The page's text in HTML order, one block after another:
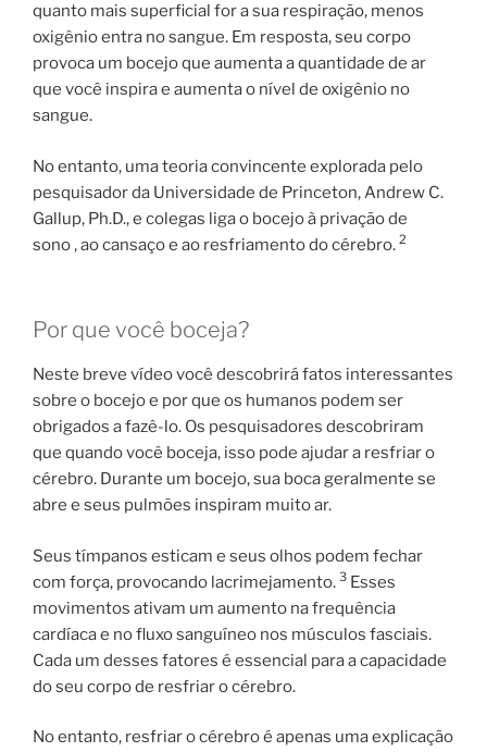
quanto mais superficial for a sua respiração, menos
oxigênio entra no sangue. Em resposta, seu corpo
provoca um bocejo que aumenta a quantidade de ar
que você inspira e aumenta o nível de oxigênio no
sangue.
No entanto, uma teoria convincente explorada pelo
pesquisador da Universidade de Princeton, Andrew C.
Gallup, Ph.D., e colegas liga o bocejo à privação de
sono , ao cansaço e ao resfriamento do cérebro. 2
Por que você boceja?
Neste breve vídeo você descobrirá fatos interessantes
sobre o bocejo e por que os humanos podem ser
obrigados a fazê-lo. Os pesquisadores descobriram
que quando você boceja, isso pode ajudar a resfriar o
cérebro. Durante um bocejo, sua boca geralmente se
abre e seus pulmões inspiram muito ar.
Seus tímpanos esticam e seus olhos podem fechar
com força, provocando lacrimejamento. 3 Esses
movimentos ativam um aumento na frequência
cardíaca e no fluxo sanguíneo nos músculos fasciais.
Cada um desses fatores é essencial para a capacidade
do seu corpo de resfriar o cérebro.
No entanto, resfriar o cérebro é apenas uma explicação